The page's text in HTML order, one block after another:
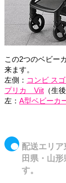
この2つのベビー
来ます。
左側： コンビ ス
プリカ Viit（生
左： A型ベビーカ
配送エリ
田県・山
す。